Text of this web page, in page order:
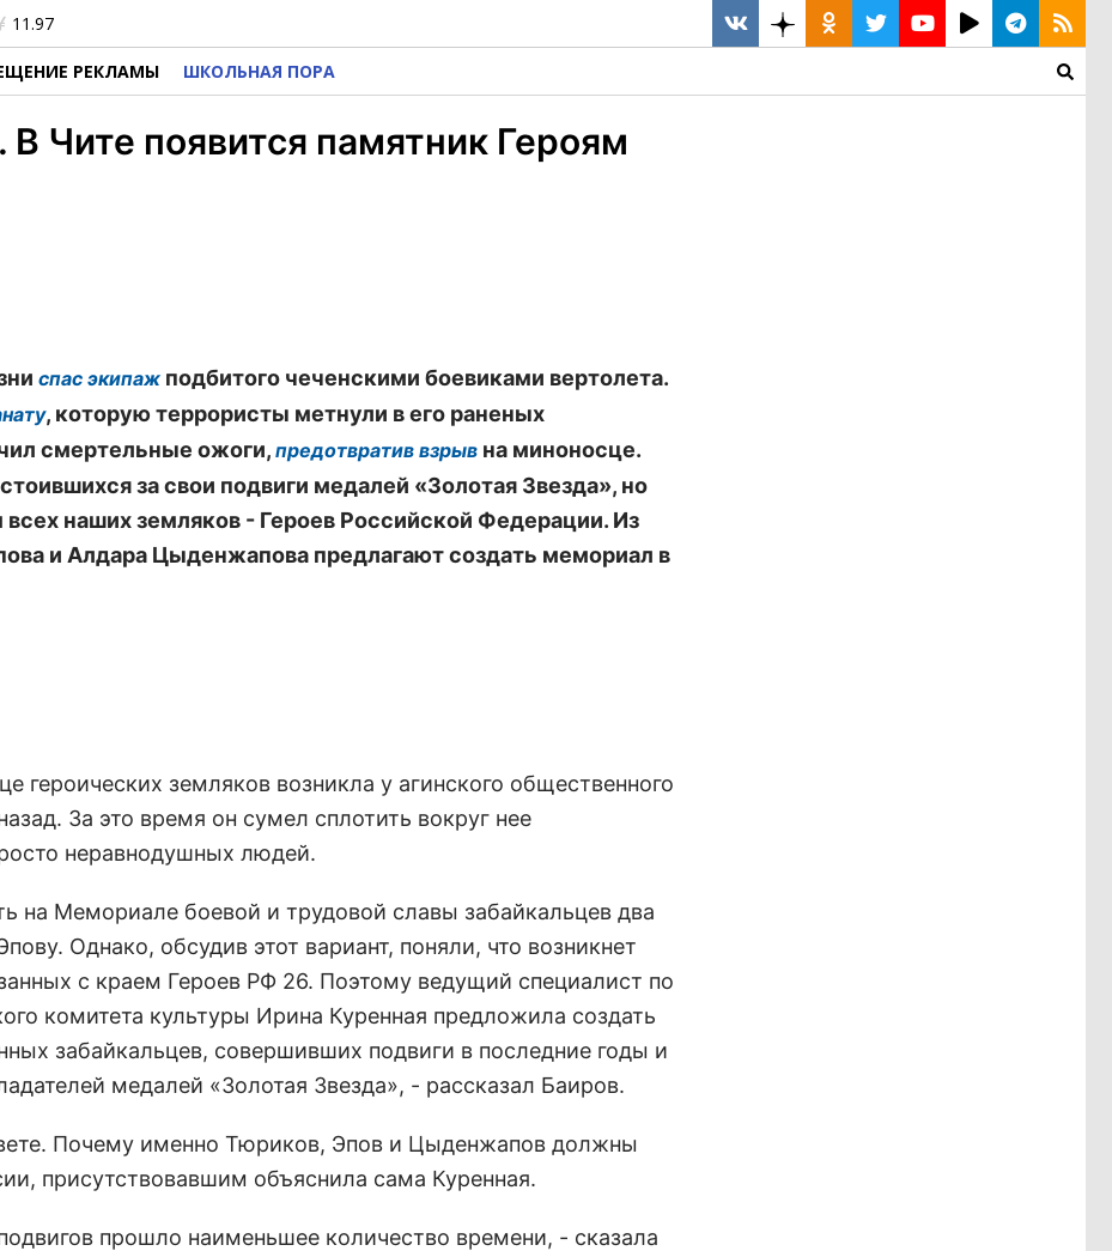
11.97
РЕКЛАМЫ ШКОЛЬНАЯ ПОРА
Чите появится памятник Героям
спас экипаж подбитого чеченскими боевиками вертолета.
, которую террористы метнули в его раненых
смертельные ожоги, предотвратив взрыв на миноносце.
за свои подвиги медалей «Золотая Звезда», но
наших земляков - Героев Российской Федерации. Из
и Алдара Цыденжапова предлагают создать мемориал в
героических земляков возникла у агинского общественного
За это время он сумел сплотить вокруг нее
неравнодушных людей.
на Мемориале боевой и трудовой славы забайкальцев два
Однако, обсудив этот вариант, поняли, что возникнет
с краем Героев РФ 26. Поэтому ведущий специалист по
комитета культуры Ирина Куренная предложила создать
забайкальцев, совершивших подвиги в последние годы и
медалей «Золотая Звезда», - рассказал Баиров.
Почему именно Тюриков, Эпов и Цыденжапов должны
присутствовавшим объяснила сама Куренная.
прошло наименьшее количество времени, - сказала